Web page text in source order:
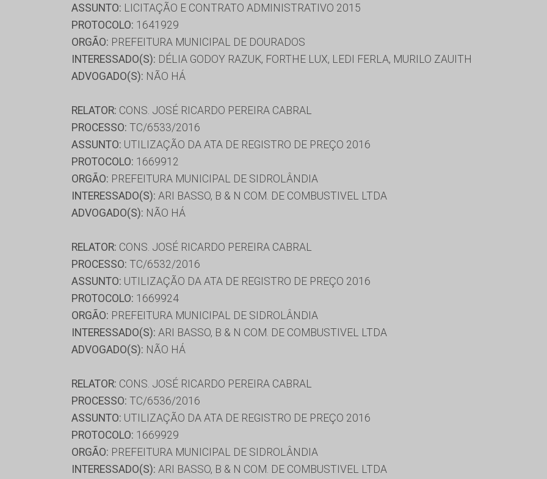
ASSUNTO: LICITAÇÃO E CONTRATO ADMINISTRATIVO 2015
PROTOCOLO: 1641929
ORGÃO: PREFEITURA MUNICIPAL DE DOURADOS
INTERESSADO(S): DÉLIA GODOY RAZUK, FORTHE LUX, LEDI FERLA, MURILO ZAUITH
ADVOGADO(S): NÃO HÁ
RELATOR: CONS. JOSÉ RICARDO PEREIRA CABRAL
PROCESSO: TC/6533/2016
ASSUNTO: UTILIZAÇÃO DA ATA DE REGISTRO DE PREÇO 2016
PROTOCOLO: 1669912
ORGÃO: PREFEITURA MUNICIPAL DE SIDROLÂNDIA
INTERESSADO(S): ARI BASSO, B & N COM. DE COMBUSTIVEL LTDA
ADVOGADO(S): NÃO HÁ
RELATOR: CONS. JOSÉ RICARDO PEREIRA CABRAL
PROCESSO: TC/6532/2016
ASSUNTO: UTILIZAÇÃO DA ATA DE REGISTRO DE PREÇO 2016
PROTOCOLO: 1669924
ORGÃO: PREFEITURA MUNICIPAL DE SIDROLÂNDIA
INTERESSADO(S): ARI BASSO, B & N COM. DE COMBUSTIVEL LTDA
ADVOGADO(S): NÃO HÁ
RELATOR: CONS. JOSÉ RICARDO PEREIRA CABRAL
PROCESSO: TC/6536/2016
ASSUNTO: UTILIZAÇÃO DA ATA DE REGISTRO DE PREÇO 2016
PROTOCOLO: 1669929
ORGÃO: PREFEITURA MUNICIPAL DE SIDROLÂNDIA
INTERESSADO(S): ARI BASSO, B & N COM. DE COMBUSTIVEL LTDA